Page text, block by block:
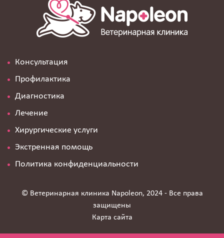
Консультация
Профилактика
Диагностика
Лечение
Хирургические услуги
Экстренная помощь
Политика конфиденциальности
© Ветеринарная клиника Napoleon, 2024 - Все права
защищены
Карта сайта